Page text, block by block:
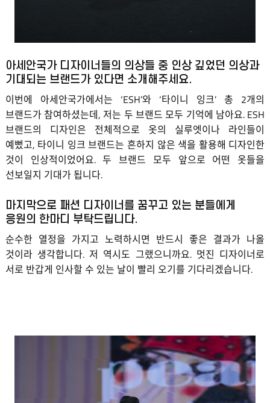
아세안국가 디자이너들의 의상들 중 인상 깊었던 의상과
기대되는 브랜드가 있다면 소개해주세요.
이번에 아세안국가에서는 ‘ESH’와 ‘타이니 잉크’ 총 2개의
브랜드가 참여하셨는데, 저는 두 브랜드 모두 기억에 남아요. ESH
브랜드의 디자인은 전체적으로 옷의 실루엣이나 라인들이
예뻤고, 타이니 잉크 브랜드는 흔하지 않은 색을 활용해 디자인한
것이 인상적이었어요. 두 브랜드 모두 앞으로 어떤 옷들을
선보일지 기대가 됩니다.
마지막으로 패션 디자이너를 꿈꾸고 있는 분들에게
응원의 한마디 부탁드립니다.
순수한 열정을 가지고 노력하시면 반드시 좋은 결과가 나올
것이라 생각합니다. 저 역시도 그랬으니까요. 멋진 디자이너로
서로 반갑게 인사할 수 있는 날이 빨리 오기를 기다리겠습니다.